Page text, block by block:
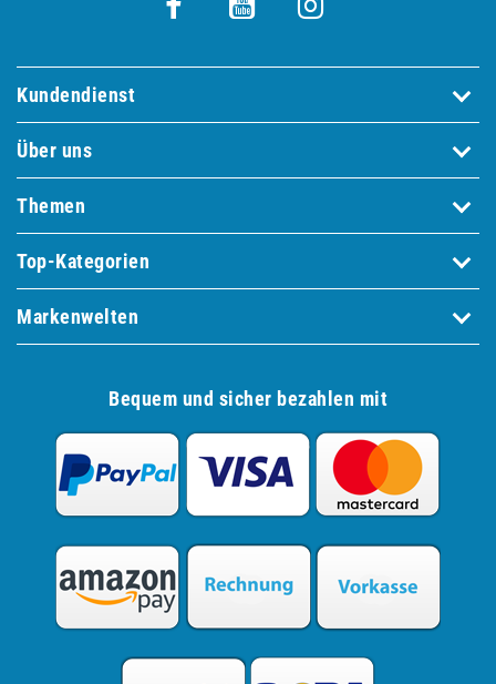
Kundendienst
Über uns
Themen
Top-Kategorien
Markenwelten
Bequem und sicher bezahlen mit